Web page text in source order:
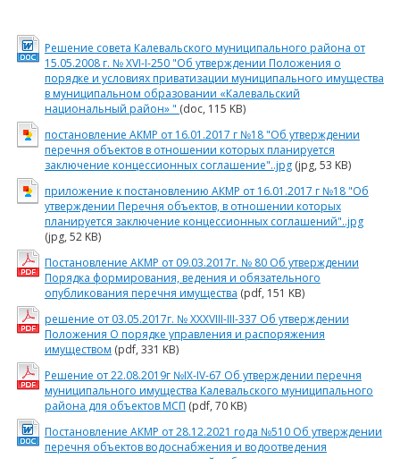
Решение совета Калевальского муниципального района от
15.05.2008 г. № ХVI-I-250 "Об утверждении Положения о
порядке и условиях приватизации муниципального имущества
в муниципальном образовании «Калевальский
национальный район» " (doc, 115 KB)
постановление АКМР от 16.01.2017 г №18 "Об утверждении
перечня объектов в отношении которых планируется
заключение концессионных соглашение"..jpg (jpg, 53 KB)
приложение к постановлению АКМР от 16.01.2017 г №18 "Об
утверждении Перечня объектов, в отношении которых
планируется заключение концессионных соглашений"..jpg
(jpg, 52 KB)
Постановление АКМР от 09.03.2017г. № 80 Об утверждении
Порядка формирования, ведения и обязательного
опубликования перечня имущества (pdf, 151 KB)
решение от 03.05.2017г. № XXXVIII-III-337 Об утверждении
Положения О порядке управления и распоряжения
имуществом (pdf, 331 KB)
Решение от 22.08.2019г №IX-IV-67 Об утверждении перечня
муниципального имущества Калевальского муниципального
района для объектов МСП (pdf, 70 KB)
Постановление АКМР от 28.12.2021 года №510 Об утверждении
перечня объектов водоснабжения и водоотведения